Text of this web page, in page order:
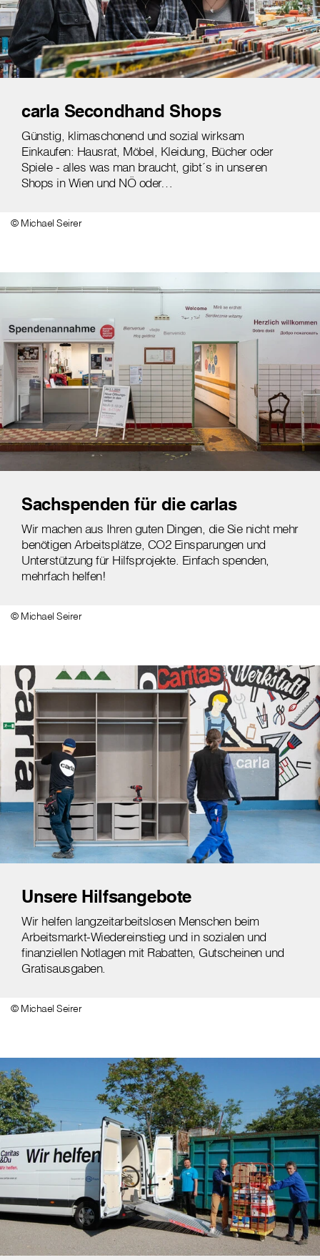
carla Secondhand Shops
Günstig, klimaschonend und sozial wirksam
Einkaufen: Hausrat, Möbel, Kleidung, Bücher oder
Spiele - alles was man braucht, gibt´s in unseren
Shops in Wien und NÖ oder…
© Michael Seirer
Sachspenden für die carlas
Wir machen aus Ihren guten Dingen, die Sie nicht mehr
benötigen Arbeitsplätze, CO2 Einsparungen und
Unterstützung für Hilfsprojekte. Einfach spenden,
mehrfach helfen!
© Michael Seirer
Unsere Hilfsangebote
Wir helfen langzeitarbeitslosen Menschen beim
Arbeitsmarkt-Wiedereinstieg und in sozialen und
finanziellen Notlagen mit Rabatten, Gutscheinen und
Gratisausgaben.
© Michael Seirer